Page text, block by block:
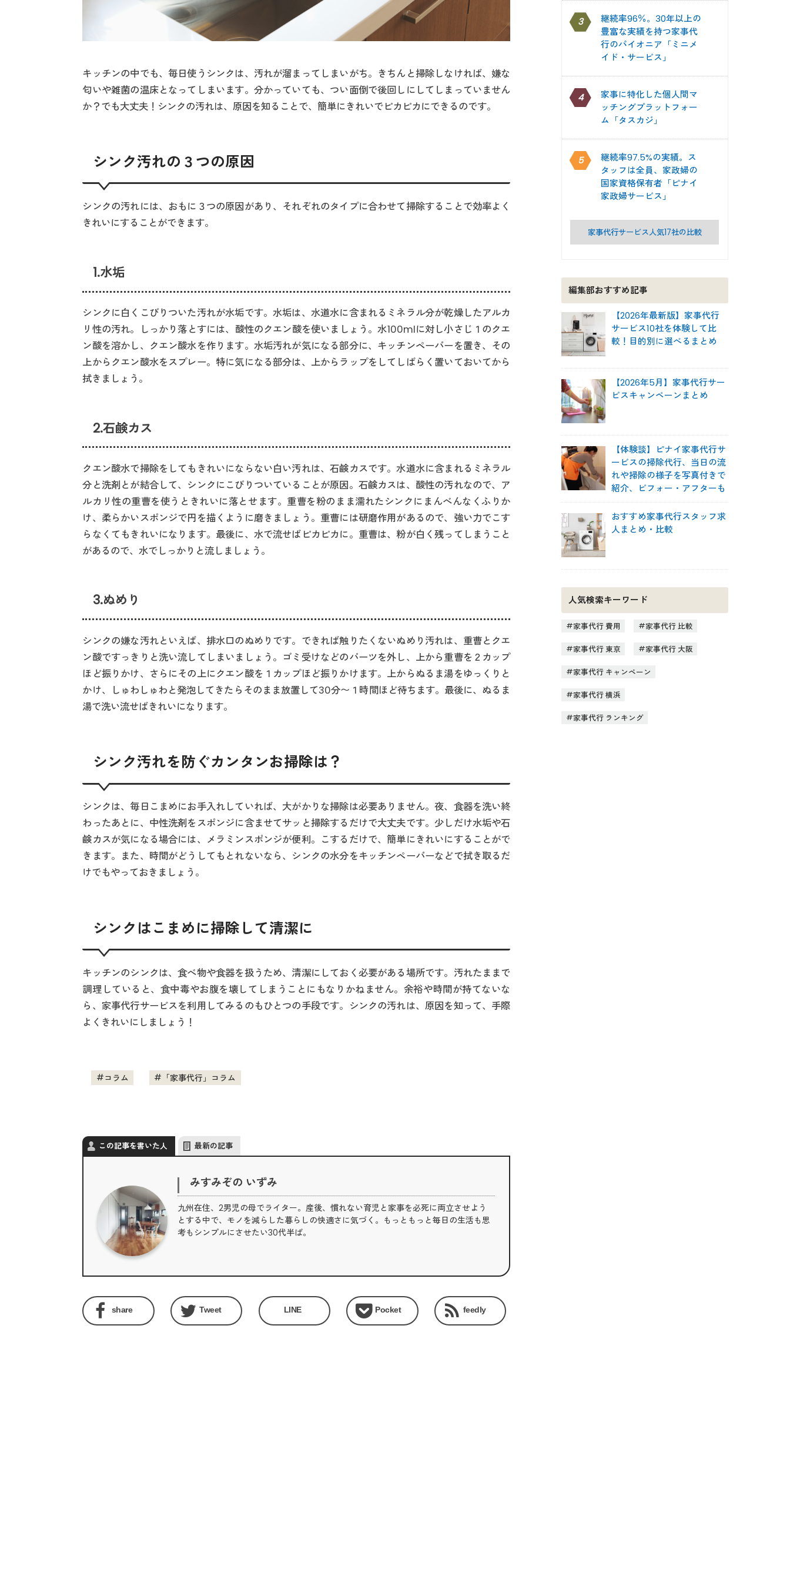
キッチンの中でも、毎日使うシンクは、汚れが溜まってしまいがち。きちんと掃除しなければ、嫌な
匂いや雑菌の温床となってしまいます。分かっていても、つい面倒で後回しにしてしまっていません
か？でも大丈夫！シンクの汚れは、原因を知ることで、簡単にきれいでピカピカにできるのです。
シンク汚れの３つの原因
シンクの汚れには、おもに３つの原因があり、それぞれのタイプに合わせて掃除することで効率よく
きれいにすることができます。
1.水垢
シンクに白くこびりついた汚れが水垢です。水垢は、水道水に含まれるミネラル分が乾燥したアルカ
リ性の汚れ。しっかり落とすには、酸性のクエン酸を使いましょう。水100mlに対し小さじ１のクエ
ン酸を溶かし、クエン酸水を作ります。水垢汚れが気になる部分に、キッチンペーパーを置き、その
上からクエン酸水をスプレー。特に気になる部分は、上からラップをしてしばらく置いておいてから
拭きましょう。
2.石鹸カス
クエン酸水で掃除をしてもきれいにならない白い汚れは、石鹸カスです。水道水に含まれるミネラル
分と洗剤とが結合して、シンクにこびりついていることが原因。石鹸カスは、酸性の汚れなので、ア
ルカリ性の重曹を使うときれいに落とせます。重曹を粉のまま濡れたシンクにまんべんなくふりか
け、柔らかいスポンジで円を描くように磨きましょう。重曹には研磨作用があるので、強い力でこす
らなくてもきれいになります。最後に、水で流せばピカピカに。重曹は、粉が白く残ってしまうこと
があるので、水でしっかりと流しましょう。
3.ぬめり
シンクの嫌な汚れといえば、排水口のぬめりです。できれば触りたくないぬめり汚れは、重曹とクエ
ン酸ですっきりと洗い流してしまいましょう。ゴミ受けなどのパーツを外し、上から重曹を２カップ
ほど振りかけ、さらにその上にクエン酸を１カップほど振りかけます。上からぬるま湯をゆっくりと
かけ、しゅわしゅわと発泡してきたらそのまま放置して30分〜１時間ほど待ちます。最後に、ぬるま
湯で洗い流せばきれいになります。
シンク汚れを防ぐカンタンお掃除は？
シンクは、毎日こまめにお手入れしていれば、大がかりな掃除は必要ありません。夜、食器を洗い終
わったあとに、中性洗剤をスポンジに含ませてサッと掃除するだけで大丈夫です。少しだけ水垢や石
鹸カスが気になる場合には、メラミンスポンジが便利。こするだけで、簡単にきれいにすることがで
きます。また、時間がどうしてもとれないなら、シンクの水分をキッチンペーパーなどで拭き取るだ
けでもやっておきましょう。
シンクはこまめに掃除して清潔に
キッチンのシンクは、食べ物や食器を扱うため、清潔にしておく必要がある場所です。汚れたままで
調理していると、食中毒やお腹を壊してしまうことにもなりかねません。余裕や時間が持てないな
ら、家事代行サービスを利用してみるのもひとつの手段です。シンクの汚れは、原因を知って、手際
よくきれいにしましょう！
コラム 「家事代行」コラム
この記事を書いた人 最新の記事
みすみぞの いずみ
九州在住、2男児の母でライター。産後、慣れない育児と家事を必死に両立させよう
とする中で、モノを減らした暮らしの快適さに気づく。もっともっと毎日の生活も思
考もシンプルにさせたい30代半ば。
share Tweet LINE Pocket feedly
3
継続率96％。30年以上の
豊富な実績を持つ家事代
行のパイオニア「ミニメ
イド・サービス」
4
家事に特化した個人間マ
ッチングプラットフォー
ム「タスカジ」
5
継続率97.5%の実績。ス
タッフは全員、家政婦の
国家資格保有者「ピナイ
家政婦サービス」
家事代行サービス人気17社の比較
編集部おすすめ記事
【2026年最新版】家事代行
サービス10社を体験して比
較！目的別に選べるまとめ
【2026年5月】家事代行サー
ビスキャンペーンまとめ
【体験談】ピナイ家事代行サ
ービスの掃除代行、当日の流
れや掃除の様子を写真付きで
紹介、ビフォー・アフターも
おすすめ家事代行スタッフ求
人まとめ・比較
人気検索キーワード
家事代行 費用 家事代行 比較
家事代行 東京 家事代行 大阪
家事代行 キャンペーン
家事代行 横浜
家事代行 ランキング